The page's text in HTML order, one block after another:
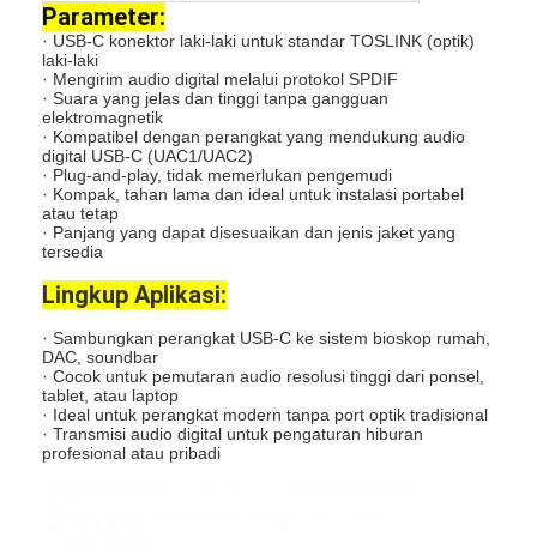
Rumah
Parameter:
· USB-C konektor laki-laki untuk standar TOSLINK (optik)
laki-laki
· Mengirim audio digital melalui protokol SPDIF
· Suara yang jelas dan tinggi tanpa gangguan
elektromagnetik
· Kompatibel dengan perangkat yang mendukung audio
digital USB-C (UAC1/UAC2)
· Plug-and-play, tidak memerlukan pengemudi
· Kompak, tahan lama dan ideal untuk instalasi portabel
atau tetap
· Panjang yang dapat disesuaikan dan jenis jaket yang
tersedia
Lingkup Aplikasi:
· Sambungkan perangkat USB-C ke sistem bioskop rumah,
DAC, soundbar
· Cocok untuk pemutaran audio resolusi tinggi dari ponsel,
tablet, atau laptop
· Ideal untuk perangkat modern tanpa port optik tradisional
· Transmisi audio digital untuk pengaturan hiburan
profesional atau pribadi